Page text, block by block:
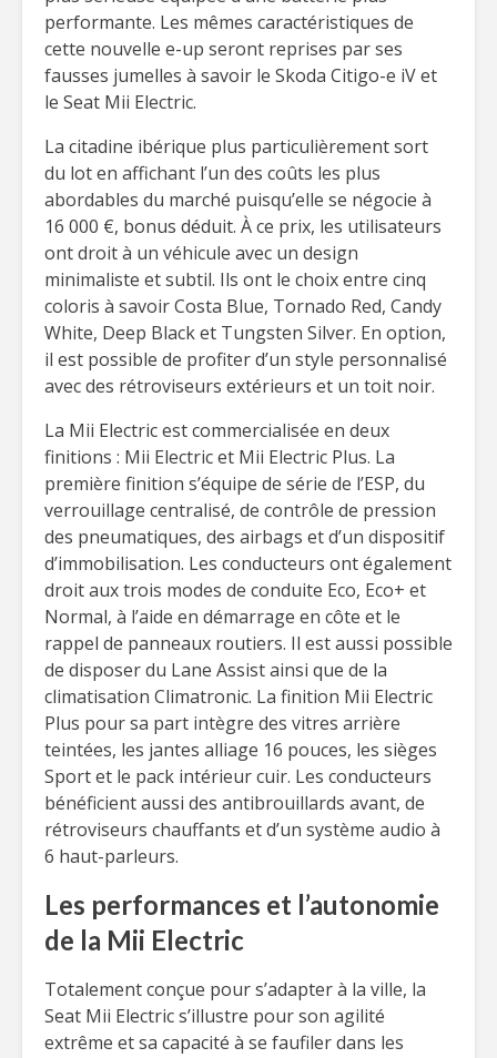
performante. Les mêmes caractéristiques de
cette nouvelle e-up seront reprises par ses
fausses jumelles à savoir le Skoda Citigo-e iV et
le Seat Mii Electric.
La citadine ibérique plus particulièrement sort
du lot en affichant l’un des coûts les plus
abordables du marché puisqu’elle se négocie à
16 000 €, bonus déduit. À ce prix, les utilisateurs
ont droit à un véhicule avec un design
minimaliste et subtil. Ils ont le choix entre cinq
coloris à savoir Costa Blue, Tornado Red, Candy
White, Deep Black et Tungsten Silver. En option,
il est possible de profiter d’un style personnalisé
avec des rétroviseurs extérieurs et un toit noir.
La Mii Electric est commercialisée en deux
finitions : Mii Electric et Mii Electric Plus. La
première finition s’équipe de série de l’ESP, du
verrouillage centralisé, de contrôle de pression
des pneumatiques, des airbags et d’un dispositif
d’immobilisation. Les conducteurs ont également
droit aux trois modes de conduite Eco, Eco+ et
Normal, à l’aide en démarrage en côte et le
rappel de panneaux routiers. Il est aussi possible
de disposer du Lane Assist ainsi que de la
climatisation Climatronic. La finition Mii Electric
Plus pour sa part intègre des vitres arrière
teintées, les jantes alliage 16 pouces, les sièges
Sport et le pack intérieur cuir. Les conducteurs
bénéficient aussi des antibrouillards avant, de
rétroviseurs chauffants et d’un système audio à
6 haut-parleurs.
Les performances et l’autonomie
de la Mii Electric
Totalement conçue pour s’adapter à la ville, la
Seat Mii Electric s’illustre pour son agilité
extrême et sa capacité à se faufiler dans les